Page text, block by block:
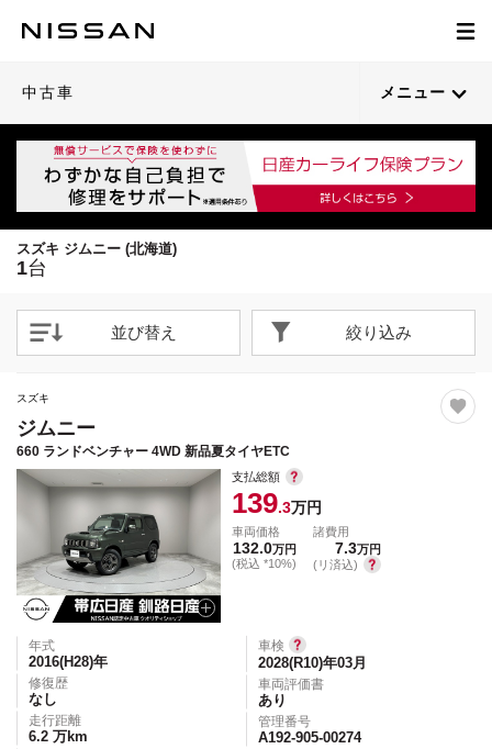
中古車 メニュー
スズキ ジムニー (北海道)
1台
並び替え 絞り込み
44
閉じる
スズキ
ジムニー
660 ランドベンチャー 4WD 新品夏タイヤETC
支払総額
139.3万円
車両価格
132.0万円
(税込 *10%)
諸費用
7.3万円
(リ済込)
年式
2016(H28)年
修復歴
なし
走行距離
6.2 万km
車検
2028(R10)年03月
車両評価書
あり
管理番号
A192-905-00274